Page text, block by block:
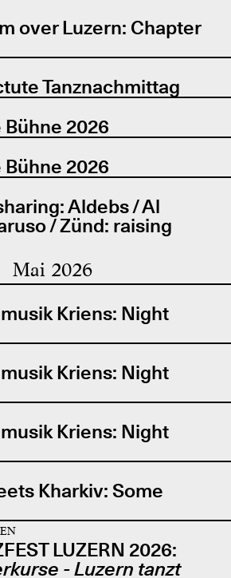
over Luzern: Chapter
Tanznachmittag
2026
2026
Aldebs / Al
/ Zünd: raising
Mai 2026
Kriens: Night
Kriens: Night
Kriens: Night
Kharkiv: Some
LUZERN 2026:
- Luzern tanzt